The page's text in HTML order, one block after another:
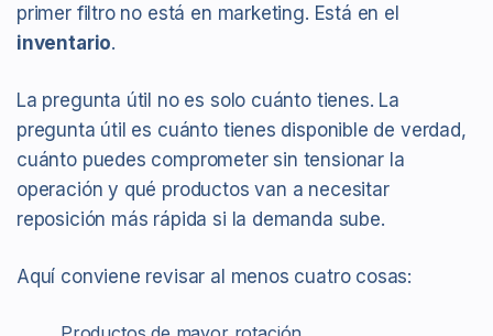
primer filtro no está en marketing. Está en el
inventario.
La pregunta útil no es solo cuánto tienes. La
pregunta útil es cuánto tienes disponible de verdad,
cuánto puedes comprometer sin tensionar la
operación y qué productos van a necesitar
reposición más rápida si la demanda sube.
Aquí conviene revisar al menos cuatro cosas: